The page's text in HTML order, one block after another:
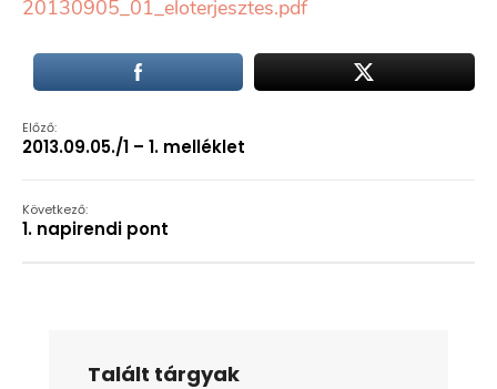
20130905_01_eloterjesztes.pdf
Előző:
2013.09.05./1 – 1. melléklet
Következő:
1. napirendi pont
Talált tárgyak